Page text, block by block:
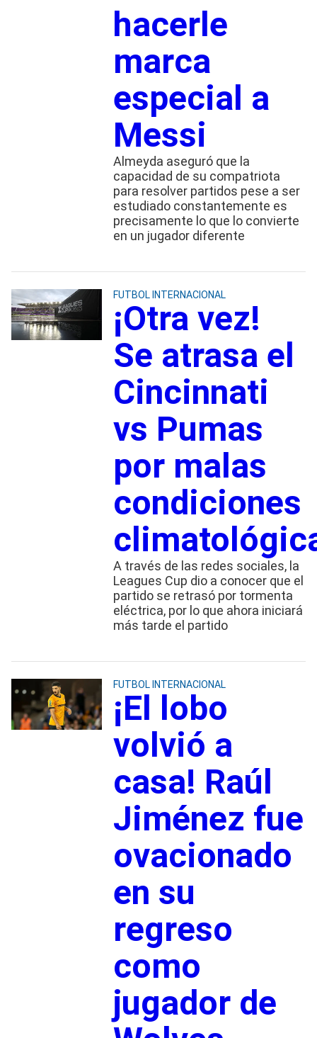
hacerle
marca
especial a
Messi
Almeyda aseguró que la
capacidad de su compatriota
para resolver partidos pese a ser
estudiado constantemente es
precisamente lo que lo convierte
en un jugador diferente
FUTBOL INTERNACIONAL
¡Otra vez!
Se atrasa el
Cincinnati
vs Pumas
por malas
condiciones
A través de las redes sociales, la
Leagues Cup dio a conocer que el
partido se retrasó por tormenta
eléctrica, por lo que ahora iniciará
más tarde el partido
FUTBOL INTERNACIONAL
¡El lobo
volvió a
casa! Raúl
Jiménez fue
ovacionado
en su
regreso
como
jugador de